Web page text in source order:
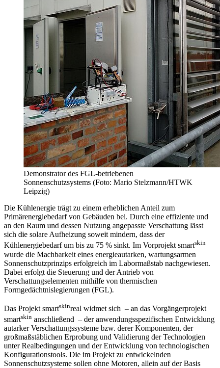
Demonstrator des FGL-betriebenen
Sonnenschutzsystems (Foto: Mario Stelzmann/HTWK
Leipzig)
Die Kühlenergie trägt zu einem erheblichen Anteil zum
Primärenergiebedarf von Gebäuden bei. Durch eine effiziente und
an den Raum und dessen Nutzung angepasste Verschattung lässt
sich die solare Aufheizung soweit mindern, dass der
Kühlenergiebedarf um bis zu 75 % sinkt. Im Vorprojekt smartskin
wurde die Machbarkeit eines energieautarken, wartungsarmen
Sonnenschutzprinzips erfolgreich im Labormaßstab nachgewiesen.
Dabei erfolgt die Steuerung und der Antrieb von
Verschattungselementen mithilfe von thermischen
Formgedächtnislegierungen (FGL).
Das Projekt smartskinreal widmet sich – an das Vorgängerprojekt
smartskin anschließend – der anwendungsspezifischen Entwicklung
autarker Verschattungssysteme bzw. derer Komponenten, der
großmaßstäblichen Erprobung und Validierung der Technologien
unter Realbedingungen und der Entwicklung von technologischen
Konfigurationstools. Die im Projekt zu entwickelnden
Sonnenschutzsysteme sollen ohne Motoren, allein auf der Basis